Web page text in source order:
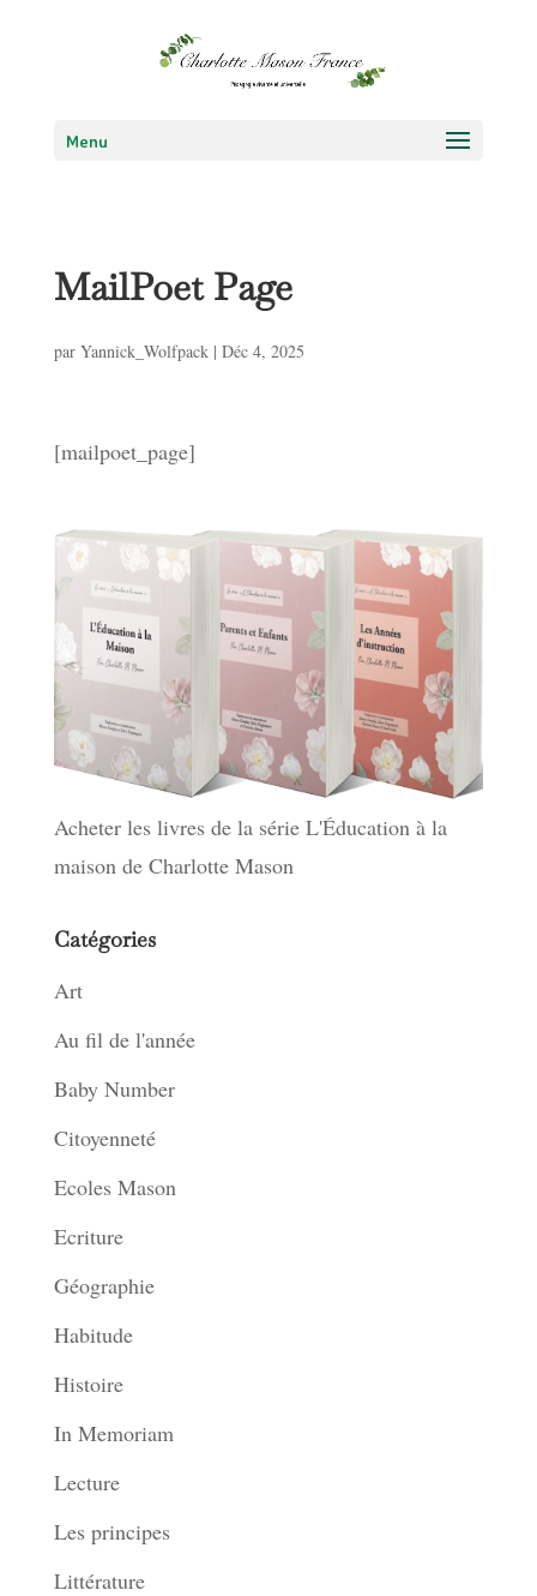
Menu
MailPoet Page
par Yannick_Wolfpack| Déc 4, 2025
[mailpoet_page]
Acheter les livres de la série L'Éducation à la
maison de Charlotte Mason
Catégories
Art
Au fil de l'année
Baby Number
Citoyenneté
Ecoles Mason
Ecriture
Géographie
Habitude
Histoire
In Memoriam
Lecture
Les principes
Littérature